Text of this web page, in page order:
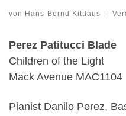
von Hans-Bernd Kittlaus
Perez Patitucci Blade
Children of the Light
Mack Avenue MAC1104
Pianist Danilo Perez,